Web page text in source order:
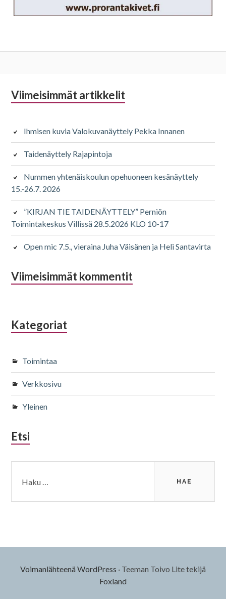
Alapalkin
Viimeisimmät artikkelit
Ihmisen kuvia Valokuvanäyttely Pekka Innanen
Taidenäyttely Rajapintoja
Nummen yhtenäiskoulun opehuoneen kesänäyttely
15.-26.7. 2026
”KIRJAN TIE TAIDENÄYTTELY” Perniön
Toimintakeskus Villissä 28.5.2026 KLO 10-17
Open mic 7.5., vieraina Juha Väisänen ja Heli Santavirta
Viimeisimmät kommentit
Kategoriat
Toimintaa
Verkkosivu
Yleinen
Etsi
Voimanlähteenä WordPress · Teeman Toivo Lite tekijä
Foxland